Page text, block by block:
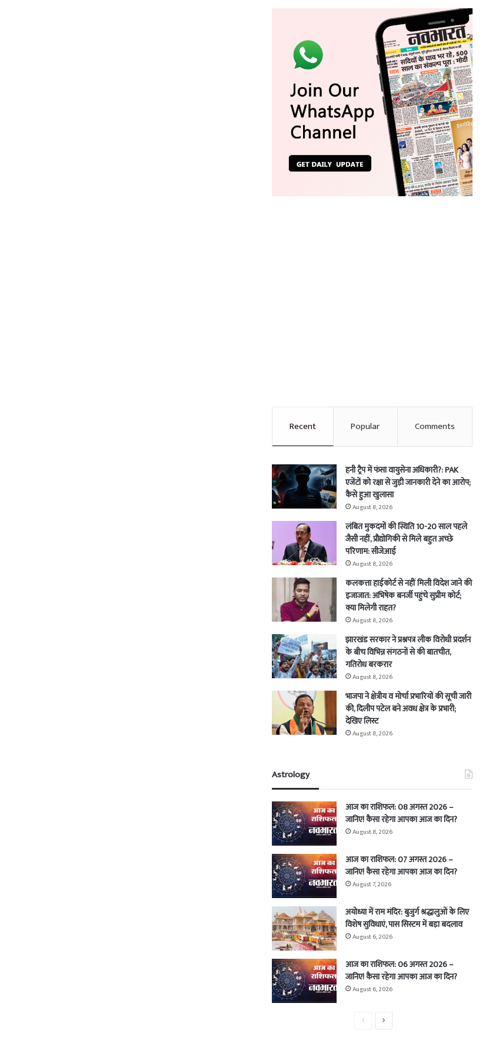
Recent Popular Comments
हनी ट्रैप में फंसा वायुसेना अधिकारी?: PAK
एजेंटों को रक्षा से जुड़ी जानकारी देने का आरोप;
कैसे हुआ खुलासा
August 8, 2026
लंबित मुकदमों की स्थिति 10-20 साल पहले
जैसी नहीं, प्रौद्योगिकी से मिले बहुत अच्छे
परिणाम: सीजेआई
August 8, 2026
कलकत्ता हाईकोर्ट से नहीं मिली विदेश जाने की
इजाजात: अभिषेक बनर्जी पहुंचे सुप्रीम कोर्ट;
क्या मिलेगी राहत?
August 8, 2026
झारखंड सरकार ने प्रश्नपत्र लीक विरोधी प्रदर्शन
के बीच विभिन्न संगठनों से की बातचीत,
गतिरोध बरकरार
August 8, 2026
भाजपा ने क्षेत्रीय व मोर्चा प्रभारियों की सूची जारी
की, दिलीप पटेल बने अवध क्षेत्र के प्रभारी;
देखिए लिस्ट
August 8, 2026
Astrology
आज का राशिफल: 08 अगस्त 2026 –
जानिए! कैसा रहेगा आपका आज का दिन?
August 8, 2026
आज का राशिफल: 07 अगस्त 2026 –
जानिए! कैसा रहेगा आपका आज का दिन?
August 7, 2026
अयोध्या में राम मंदिर: बुजुर्ग श्रद्धालुओं के लिए
विशेष सुविधाएं, पास सिस्टम में बड़ा बदलाव
August 6, 2026
आज का राशिफल: 06 अगस्त 2026 –
जानिए! कैसा रहेगा आपका आज का दिन?
August 6, 2026
PreviousNext